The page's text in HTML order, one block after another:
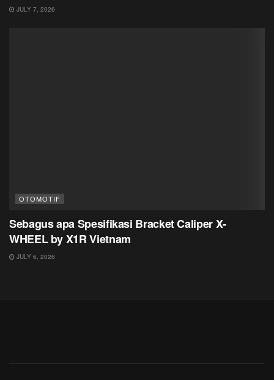
JULY 7, 2026
OTOMOTIF
Sebagus apa Spesifikasi Bracket Caliper X-
WHEEL by X1R Vietnam
JULY 6, 2026